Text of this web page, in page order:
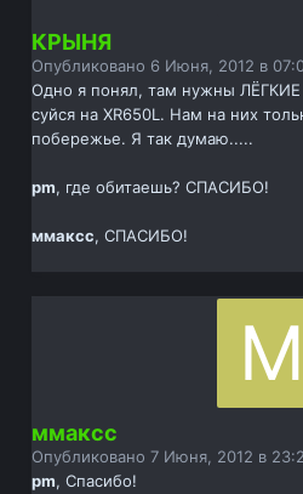
КРЫНЯ
Опубликовано 6 Июня, 2012 в
Одно я понял, там нужны ЛЁГКИЕ
суйся на XR650L. Нам на них
побережье. Я так думаю.....
pm, где обитаешь? СПАСИБО!
ммаксс, СПАСИБО!
ммаксс
Опубликовано7 Июня, 2012 в
pm, Спасибо!